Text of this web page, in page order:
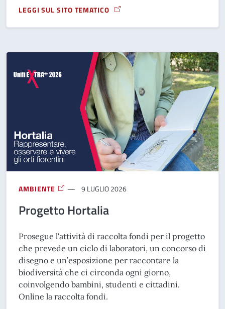
LEGGI SUL SITO TEMATICO
A PROPOSITO DI RIFUGI CLIMATICI
AMBIENTE 9 LUGLIO 2026
Progetto Hortalia
Prosegue l'attività di raccolta fondi per il progetto
che prevede un ciclo di laboratori, un concorso di
disegno e un’esposizione per raccontare la
biodiversità che ci circonda ogni giorno,
coinvolgendo bambini, studenti e cittadini.
Online la raccolta fondi.